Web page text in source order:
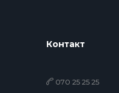
Контакт
070 25 25 25